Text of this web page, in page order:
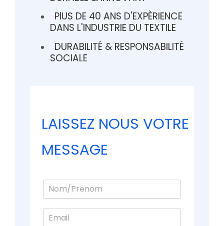
PlUS DE 40 ANS D'EXPÈRIENCE
DANS L'INDUSTRIE DU TEXTILE
DURABILITÉ & RESPONSABILITÉ
SOCIALE
LAISSEZ NOUS VOTRE
MESSAGE